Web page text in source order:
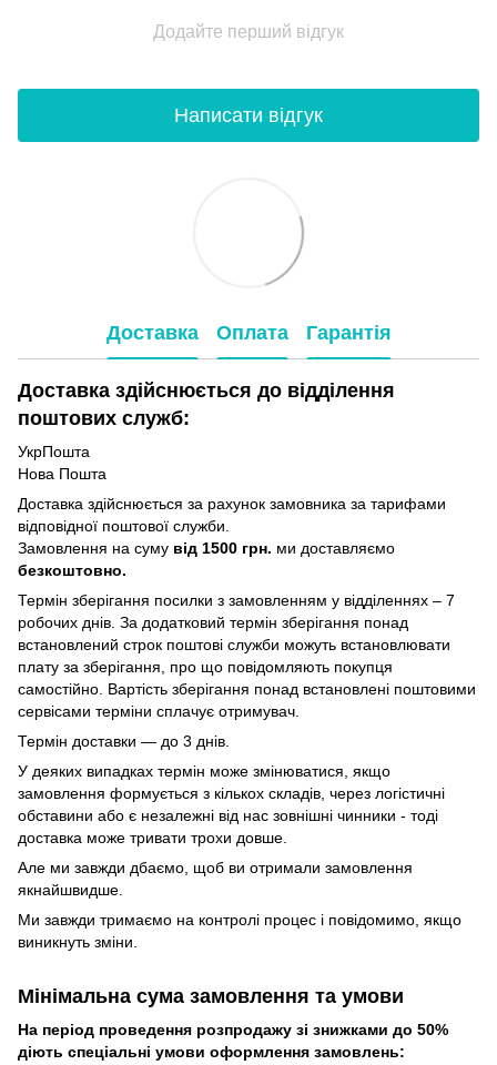
Додайте перший відгук
Написати відгук
Доставка Оплата Гарантія
Доставка здійснюється до відділення
поштових служб:
УкрПошта
Нова Пошта
Доставка здійснюється за рахунок замовника за тарифами
відповідної поштової служби.
Замовлення на суму від 1500 грн. ми доставляємо
безкоштовно.
Термін зберігання посилки з замовленням у відділеннях – 7
робочих днів. За додатковий термін зберігання понад
встановлений строк поштові служби можуть встановлювати
плату за зберігання, про що повідомляють покупця
самостійно. Вартість зберігання понад вcтановлені поштовими
сервісами терміни сплачує отримувач.
Термін доставки — до 3 днів.
У деяких випадках термін може змінюватися, якщо
замовлення формується з кількох складів, через логістичні
обставини або є незалежні від нас зовнішні чинники - тоді
доставка може тривати трохи довше.
Але ми завжди дбаємо, щоб ви отримали замовлення
якнайшвидше.
Ми завжди тримаємо на контролі процес і повідомимо, якщо
виникнуть зміни.
Мінімальна сума замовлення та умови
На період проведення розпродажу зі знижками до 50%
діють спеціальні умови оформлення замовлень: